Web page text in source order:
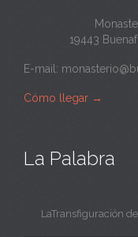
19443
E-mail:
Cómo llegar →
La Palabra
LaTransfiguración